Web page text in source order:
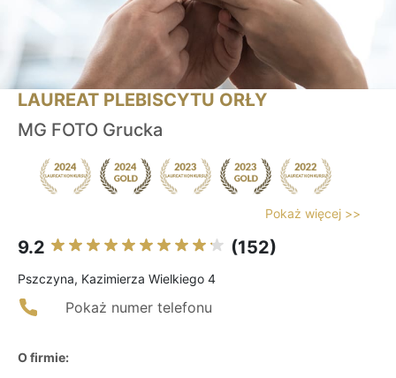
LAUREAT PLEBISCYTU ORŁY
MG FOTO Grucka
Pokaż więcej >>
9.2 (152)
Pszczyna, Kazimierza Wielkiego 4
Pokaż numer telefonu
O firmie: